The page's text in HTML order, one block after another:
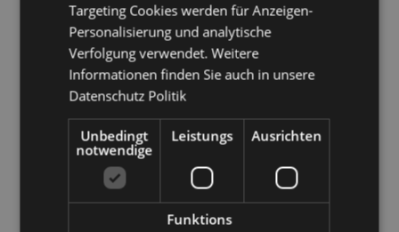
Produktattribute
Information
Höhe 6cm Breite 2.5cm Tiefe 2.5cm
8906051435155
144
0.066000
Keine
Keine
Targeting Cookies werden für Anzeigen-
Personalisierung und analytische
Verfolgung verwendet. Weitere
Informationen finden Sie auch in unsere
Datenschutz Politik
Unbedingt
notwendige
Leistungs Ausrichten
Funktions